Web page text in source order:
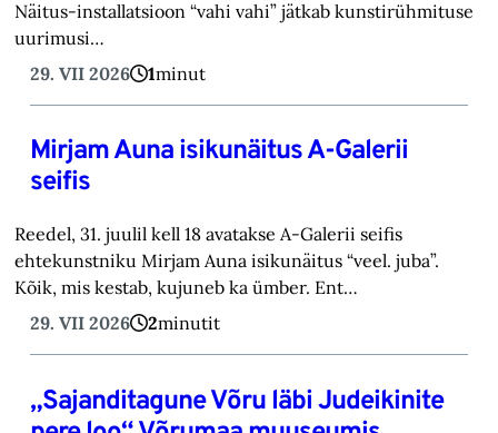
Näitus-installatsioon “vahi vahi” jätkab kunstirühmituse
uurimusi…
29. VII 2026
1minut
Mirjam Auna isikunäitus A-Galerii
seifis
Reedel, 31. juulil kell 18 avatakse A-Galerii seifis
ehtekunstniku Mirjam Auna isikunäitus “veel. juba”.
Kõik, mis kestab, kujuneb ka ümber. Ent…
29. VII 2026
2minutit
„Sajanditagune Võru läbi Judeikinite